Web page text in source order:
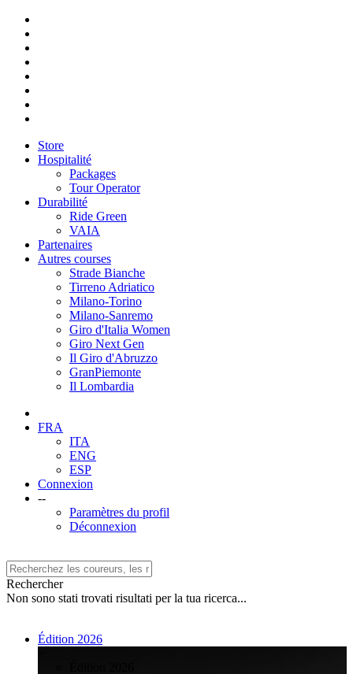
Store
Hospitalité
Packages
Tour Operator
Durabilité
Ride Green
VAIA
Partenaires
Autres courses
Strade Bianche
Tirreno Adriatico
Milano-Torino
Milano-Sanremo
Giro d'Italia Women
Giro Next Gen
Il Giro d'Abruzzo
GranPiemonte
Il Lombardia
FRA
ITA
ENG
ESP
Connexion
--
Paramètres du profil
Déconnexion
Rechercher
Non sono stati trovati risultati per la tua ricerca...
Édition 2026